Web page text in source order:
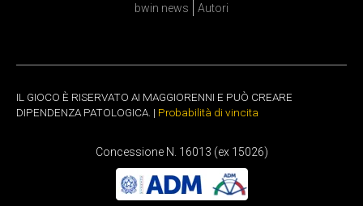
bwin news Autori
IL GIOCO È RISERVATO AI MAGGIORENNI E PUÒ CREARE
DIPENDENZA PATOLOGICA. | Probabilità di vincita
Concessione N. 16013 (ex 15026)